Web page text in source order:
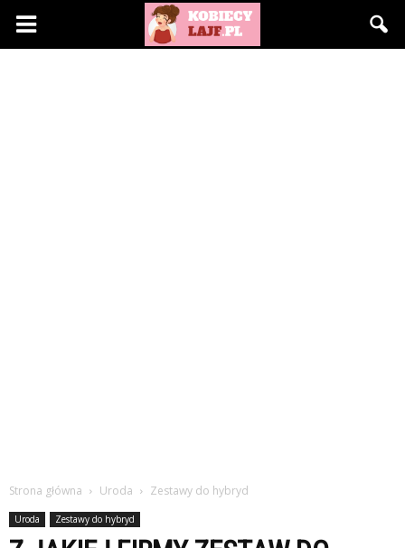
KobiecyLajf.pl
Strona główna Uroda Zestawy do hybryd
Uroda Zestawy do hybryd